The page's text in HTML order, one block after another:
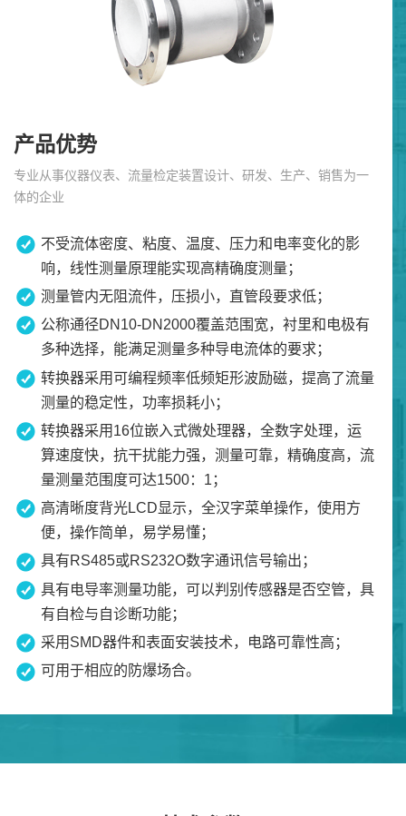
产品优势
专业从事仪器仪表、流量检定装置设计、研发、生产、销售为一
体的企业
不受流体密度、粘度、温度、压力和电率变化的影
响，线性测量原理能实现高精确度测量；
测量管内无阻流件，压损小，直管段要求低；
公称通径DN10-DN2000覆盖范围宽，衬里和电极有
多种选择，能满足测量多种导电流体的要求；
转换器采用可编程频率低频矩形波励磁，提高了流量
测量的稳定性，功率损耗小；
转换器采用16位嵌入式微处理器，全数字处理，运
算速度快，抗干扰能力强，测量可靠，精确度高，流
量测量范围度可达1500：1；
高清晰度背光LCD显示，全汉字菜单操作，使用方
便，操作简单，易学易懂；
具有RS485或RS232O数字通讯信号输出；
具有电导率测量功能，可以判别传感器是否空管，具
有自检与自诊断功能；
采用SMD器件和表面安装技术，电路可靠性高；
可用于相应的防爆场合。